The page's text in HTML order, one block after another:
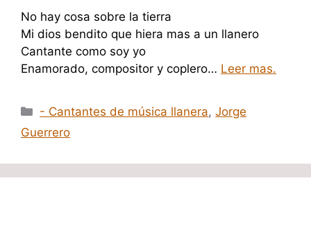
No hay cosa sobre la tierra
Mi dios bendito que hiera mas a un llanero
Cantante como soy yo
Enamorado, compositor y coplero… Leer mas.
Categorías
- Cantantes de música llanera,Jorge
Guerrero